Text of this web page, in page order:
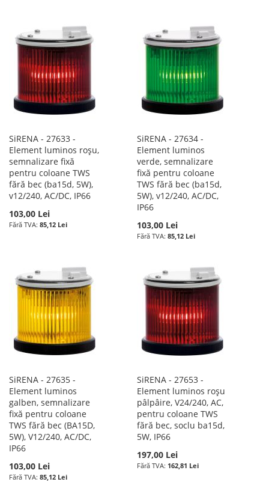
SiRENA - 27633 -
Element luminos roșu,
semnalizare fixă
pentru coloane TWS
fără bec (ba15d, 5W),
v12/240, AC/DC, IP66
103,00 Lei
85,12 Lei
SiRENA - 27634 -
Element luminos
verde, semnalizare
fixă pentru coloane
TWS fără bec (ba15d,
5W), v12/240, AC/DC,
IP66
103,00 Lei
85,12 Lei
SiRENA - 27635 -
Element luminos
galben, semnalizare
fixă pentru coloane
TWS fără bec (BA15D,
5W), V12/240, AC/DC,
IP66
103,00 Lei
85,12 Lei
SiRENA - 27653 -
Element luminos roșu
pâlpâire, V24/240, AC,
pentru coloane TWS
fără bec, soclu ba15d,
5W, IP66
197,00 Lei
162,81 Lei